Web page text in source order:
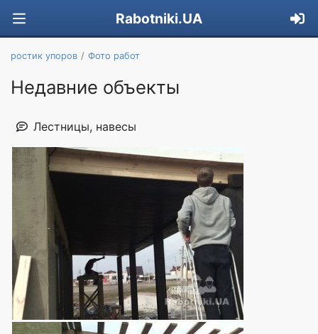
Rabotniki.UA
ростик упоров Фото работ
Недавние объекты
Лестницы, навесы